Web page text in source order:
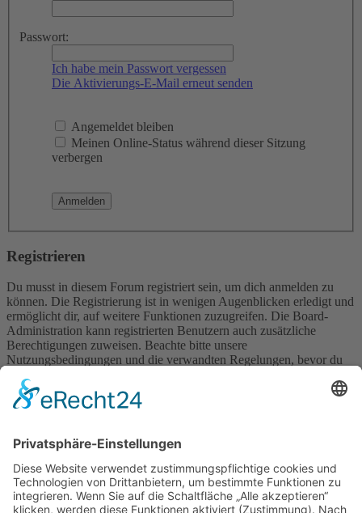
Passwort:
Ich habe mein Passwort vergessen
Die Aktivierungs-E-Mail erneut senden
Angemeldet bleiben
Meinen Online-Status während dieser Sitzung
verbergen
Registrieren
Du musst in diesem Forum registriert sein, um dich anmelden zu
können. Die Registrierung ist in wenigen Augenblicken erledigt und
ermöglicht dir, auf weitere Funktionen zuzugreifen. Die Board-
Administration kann registrierten Benutzern auch zusätzliche
Berechtigungen zuweisen. Beachte bitte unsere
Nutzungsbedingungen und die verwandten Regelungen, bevor du
wenn du dich in diesem Board bewegst.
Foren-Übersicht
Alle Zeiten sindUTC+02:00